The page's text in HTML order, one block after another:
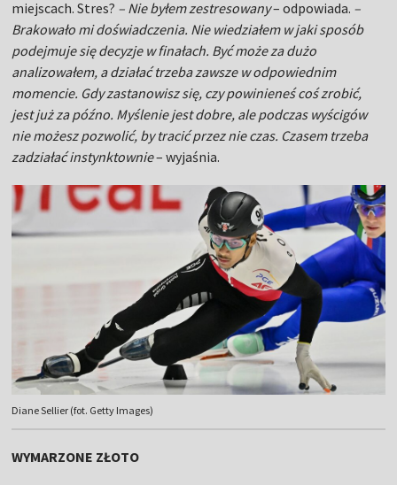
miejscach. Stres? – Nie byłem zestresowany– odpowiada. –
Brakowało mi doświadczenia. Nie wiedziałem w jaki sposób
podejmuje się decyzje w finałach. Być może za dużo
analizowałem, a działać trzeba zawsze w odpowiednim
momencie. Gdy zastanowisz się, czy powinieneś coś zrobić,
jest już za późno. Myślenie jest dobre, ale podczas wyścigów
nie możesz pozwolić, by tracić przez nie czas. Czasem trzeba
zadziałać instynktownie– wyjaśnia.
Diane Sellier (fot. Getty Images)
WYMARZONE ZŁOTO